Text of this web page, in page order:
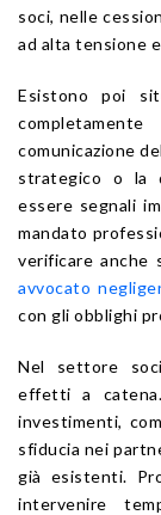
soci, nelle
ad alta tensione
Esistono poi
comunicazione
strategico o la
essere segnali
mandato
verificare anche
avvocato
con gli obblighi
Nel settore
effetti a
investimenti,
sfiducia nei
già esistenti.
intervenire